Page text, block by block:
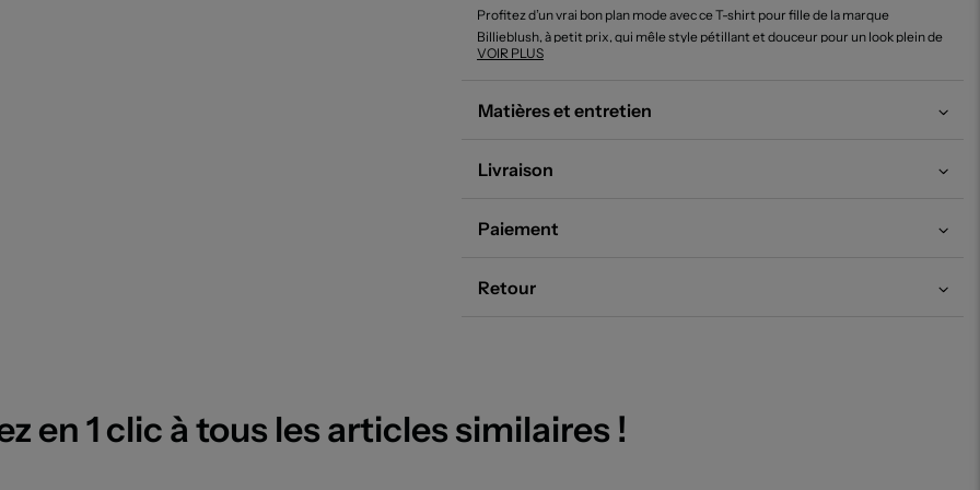
Profitez d’un vrai bon plan mode avec ce T-shirt pour fille de la marque
Billieblush, à petit prix, qui mêle style pétillant et douceur pour un look plein de
bonne humeur. Ce haut jaune lumineux séduit par son grand cœur coloré
les tenues du quotidien. C’est l’occasion idéale de faire plaisir à petit prix sans
VOIR PLUS
Matières et entretien
Livraison
Paiement
Retour
en 1 clic à tous les articles similaires !